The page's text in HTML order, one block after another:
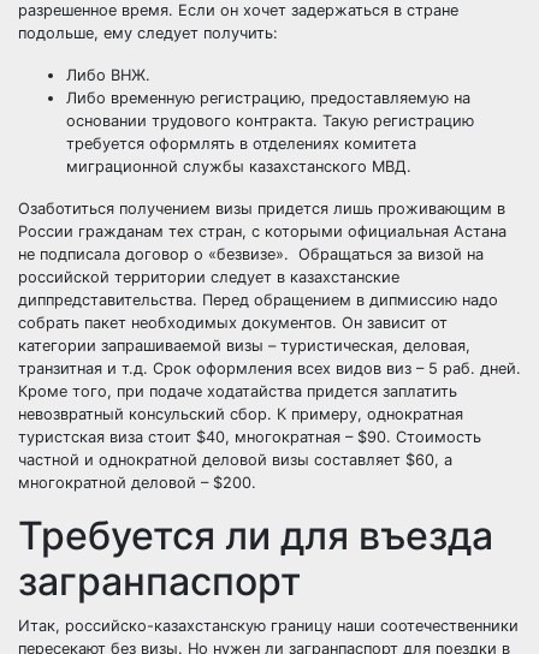
разрешенное время. Если он хочет задержаться в стране
подольше, ему следует получить:
Либо ВНЖ.
Либо временную регистрацию, предоставляемую на
основании трудового контракта. Такую регистрацию
требуется оформлять в отделениях комитета
миграционной службы казахстанского МВД.
Озаботиться получением визы придется лишь проживающим в
России гражданам тех стран, с которыми официальная Астана
не подписала договор о «безвизе». Обращаться за визой на
российской территории следует в казахстанские
диппредставительства. Перед обращением в дипмиссию надо
собрать пакет необходимых документов. Он зависит от
категории запрашиваемой визы – туристическая, деловая,
транзитная и т.д. Срок оформления всех видов виз – 5 раб. дней.
Кроме того, при подаче ходатайства придется заплатить
невозвратный консульский сбор. К примеру, однократная
туристская виза стоит $40, многократная – $90. Стоимость
частной и однократной деловой визы составляет $60, а
многократной деловой – $200.
Требуется ли для въезда
загранпаспорт
Итак, российско-казахстанскую границу наши соотечественники
пересекают без визы. Но нужен ли загранпаспорт для поездки в